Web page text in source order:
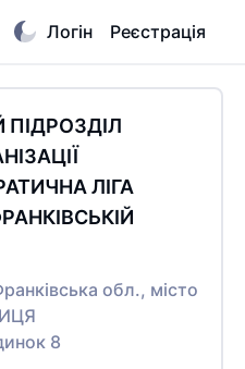
Логін Реєстрація
ПІДРОЗДІЛ
ЛІГА
обл., місто
8